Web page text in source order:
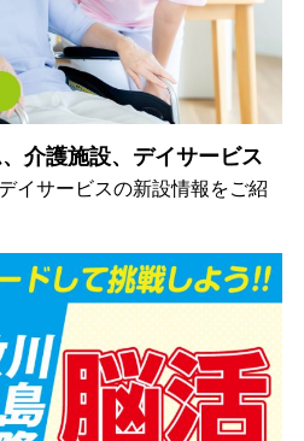
介護施設、デイサービス
イサービスの新設情報をご紹